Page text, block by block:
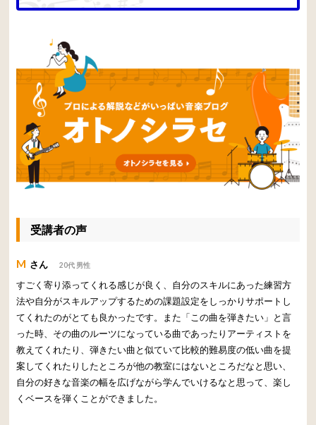
受講者の声
M さん 20代 男性
すごく寄り添ってくれる感じが良く、自分のスキルにあった練習方
法や自分がスキルアップするための課題設定をしっかりサポートし
てくれたのがとても良かったです。また「この曲を弾きたい」と言
った時、その曲のルーツになっている曲であったりアーティストを
教えてくれたり、弾きたい曲と似ていて比較的難易度の低い曲を提
案してくれたりしたところが他の教室にはないところだなと思い、
自分の好きな音楽の幅を広げながら学んでいけるなと思って、楽し
くベースを弾くことができました。